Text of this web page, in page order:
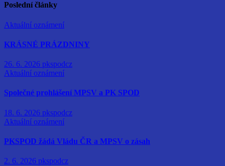
Poslední články
Aktuální oznámení
KRÁSNÉ PRÁZDNINY
26. 6. 2026 pkspodcz
Aktuální oznámení
Společné prohlášení MPSV a PK SPOD
18. 6. 2026 pkspodcz
Aktuální oznámení
PKSPOD žádá Vládu ČR a MPSV o zásah
2. 6. 2026 pkspodcz